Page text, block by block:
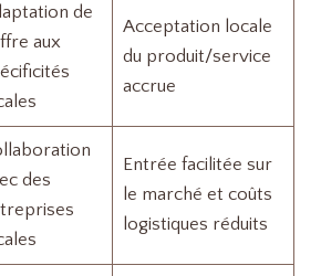
de
aux
Acceptation locale
du produit/service
accrue
des
Entrée facilitée sur
le marché et coûts
logistiques réduits